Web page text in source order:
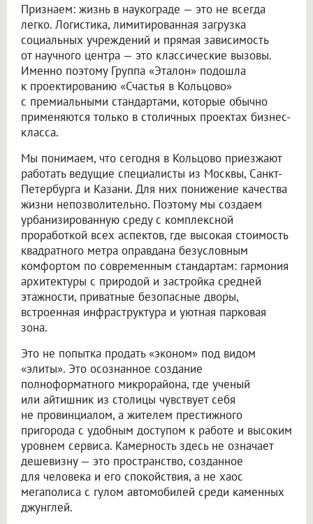
Признаем: жизнь в наукограде — это не всегда
легко. Логистика, лимитированная загрузка
социальных учреждений и прямая зависимость
от научного центра — это классические вызовы.
Именно поэтому Группа «Эталон» подошла
к проектированию «Счастья в Кольцово»
с премиальными стандартами, которые обычно
применяются только в столичных проектах бизнес-
класса.
Мы понимаем, что сегодня в Кольцово приезжают
работать ведущие специалисты из Москвы, Санкт-
Петербурга и Казани. Для них понижение качества
жизни непозволительно. Поэтому мы создаем
урбанизированную среду с комплексной
проработкой всех аспектов, где высокая стоимость
квадратного метра оправдана безусловным
комфортом по современным стандартам: гармония
архитектуры с природой и застройка средней
этажности, приватные безопасные дворы,
встроенная инфраструктура и уютная парковая
зона.
Это не попытка продать «эконом» под видом
«элиты». Это осознанное создание
полноформатного микрорайона, где ученый
или айтишник из столицы чувствует себя
не провинциалом, а жителем престижного
пригорода с удобным доступом к работе и высоким
уровнем сервиса. Камерность здесь не означает
дешевизну — это пространство, созданное
для человека и его спокойствия, а не хаос
мегаполиса с гулом автомобилей среди каменных
джунглей.